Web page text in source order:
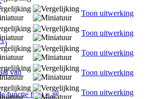
)
van
functie f (z) = zp
Toon uitwerking
Toon uitwerking
Toon uitwerking
Toon uitwerking
Toon uitwerking